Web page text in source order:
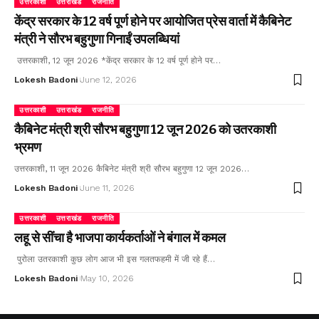
उत्तरकाशी उत्तराखंड राजनीति
केंद्र सरकार के 12 वर्ष पूर्ण होने पर आयोजित प्रेस वार्ता में कैबिनेट
मंत्री ने सौरभ बहुगुणा गिनाईं उपलब्धियां
उत्तरकाशी, 12 जून 2026 *केंद्र सरकार के 12 वर्ष पूर्ण होने पर…
Lokesh Badoni June 12, 2026
उत्तरकाशी उत्तराखंड राजनीति
कैबिनेट मंत्री श्री सौरभ बहुगुणा 12 जून 2026 को उतरकाशी
भ्रमण
उत्तरकाशी, 11 जून 2026 कैबिनेट मंत्री श्री सौरभ बहुगुणा 12 जून 2026…
Lokesh Badoni June 11, 2026
उत्तरकाशी उत्तराखंड राजनीति
लहू से सींचा है भाजपा कार्यकर्ताओं ने बंगाल में कमल
पुरोला उतरकाशी कुछ लोग आज भी इस गलतफहमी में जी रहे हैं…
Lokesh Badoni May 10, 2026